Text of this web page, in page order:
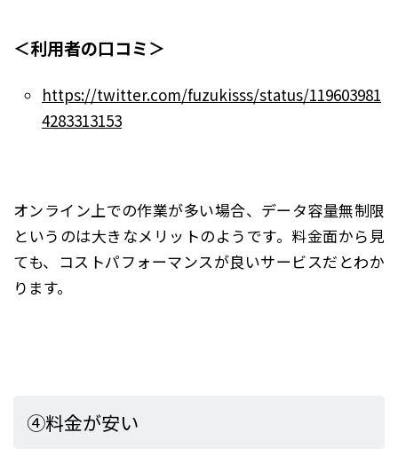
＜利用者の口コミ＞
https://twitter.com/fuzukisss/status/119603981
4283313153
オンライン上での作業が多い場合、データ容量無制限
というのは大きなメリットのようです。料金面から見
ても、コストパフォーマンスが良いサービスだとわか
ります。
④料金が安い